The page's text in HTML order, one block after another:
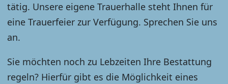
tätig. Unsere eigene Trauerhalle steht Ihnen für
eine Trauerfeier zur Verfügung. Sprechen Sie uns
an.
Sie möchten noch zu Lebzeiten Ihre Bestattung
regeln? Hierfür gibt es die Möglichkeit eines